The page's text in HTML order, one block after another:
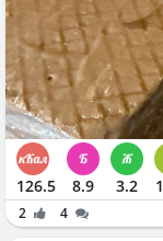
126.5 8.9 3.2
2 4